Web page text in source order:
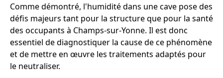
Comme démontré, l'humidité dans une cave pose des
défis majeurs tant pour la structure que pour la santé
des occupants à Champs-sur-Yonne. Il est donc
essentiel de diagnostiquer la cause de ce phénomène
et de mettre en œuvre les traitements adaptés pour
le neutraliser.